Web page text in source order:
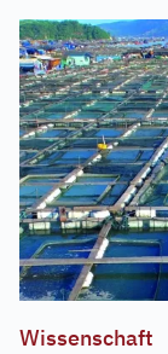
Wissenschaft